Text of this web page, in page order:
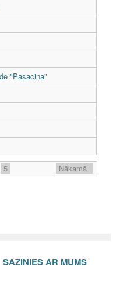
"Pasaciņa"
5
Nākamā
SAZINIES AR MUMS